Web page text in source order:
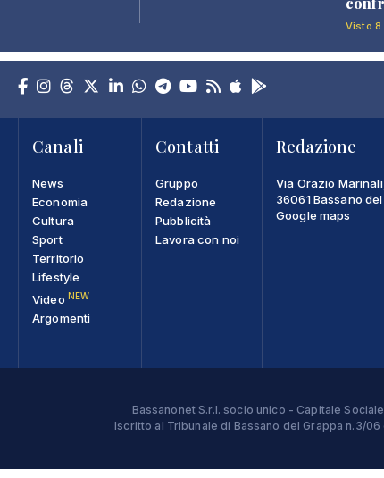
Visto
Canali
News
Economia
Cultura
Sport
Territorio
Lifestyle
Video NEW
Argomenti
Contatti
Gruppo
Redazione
Pubblicità
Lavora con noi
Redazione
Via Orazio
36061 Bassano
Google maps
Bassanonet S.r.l. socio unico - Capitale
Iscritto al Tribunale di Bassano del Grappa n.3/